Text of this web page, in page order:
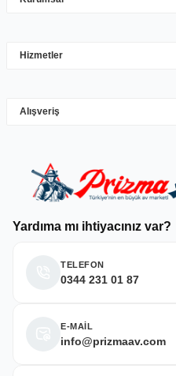
Deneyimini Paylaş
Yardıma mı ihtiyacınız var?
TELEFON
0344 231 01 87
E-MAİL
info@prizmaav.com
Hizmetler
Alışveriş